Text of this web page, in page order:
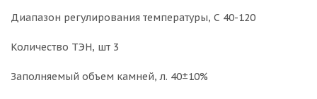
Диапазон регулирования температуры, С 40-120
Количество ТЭН, шт 3
Заполняемый объем камней, л. 40±10%